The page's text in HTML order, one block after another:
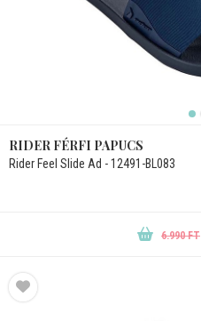
RIDER FÉRFI PAPUCS
Rider Feel Slide Ad - 12491-BL083
6.990 FT